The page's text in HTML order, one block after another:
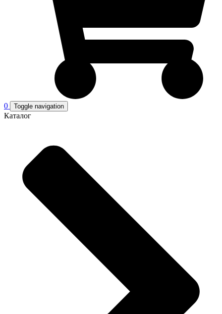
0 Toggle navigation
Каталог